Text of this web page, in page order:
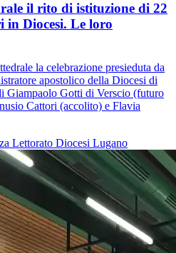
il rito di istituzione di 22
in Diocesi. Le loro
la celebrazione presieduta da
apostolico della Diocesi di
Giampaolo Gotti di Verscio (futuro
Cattori (accolito) e Flavia
Lettorato Diocesi Lugano